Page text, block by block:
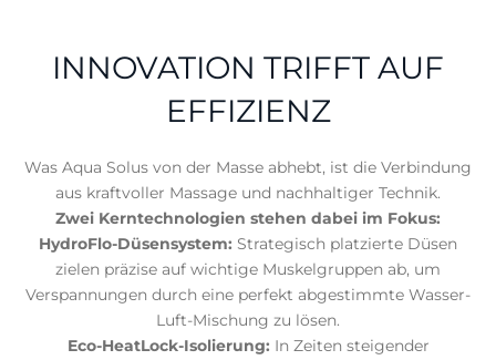
INNOVATION TRIFFT AUF
EFFIZIENZ
Was Aqua Solus von der Masse abhebt, ist die Verbindung
aus kraftvoller Massage und nachhaltiger Technik.
Zwei Kerntechnologien stehen dabei im Fokus:
HydroFlo-Düsensystem: Strategisch platzierte Düsen
zielen präzise auf wichtige Muskelgruppen ab, um
Verspannungen durch eine perfekt abgestimmte Wasser-
Luft-Mischung zu lösen.
Eco-HeatLock-Isolierung: In Zeiten steigender